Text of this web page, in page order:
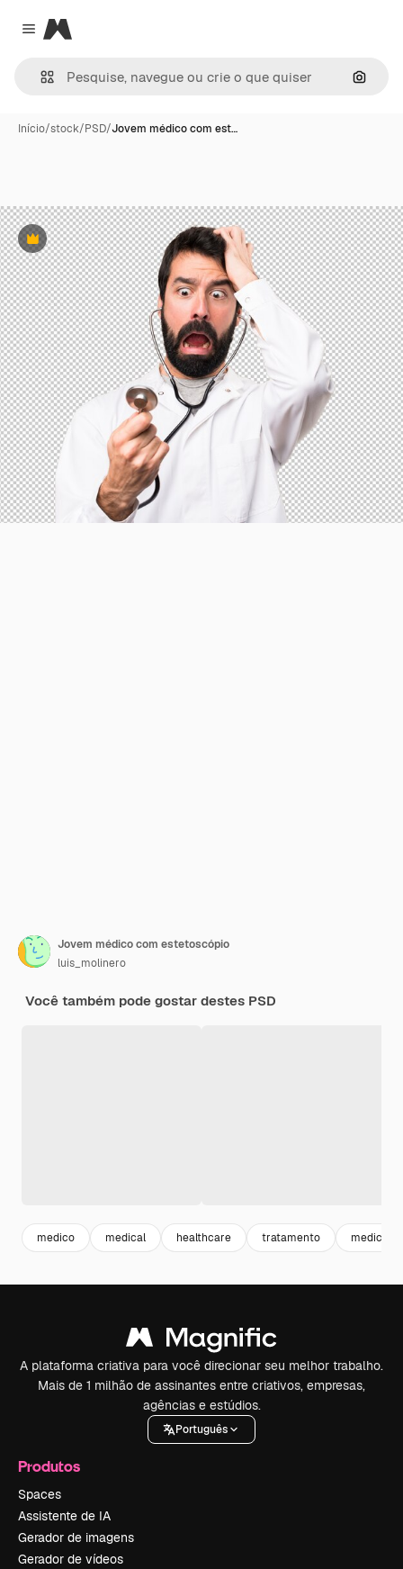
Close menu
Magnific
Início/stock/PSD/Jovem médico com est…
Premium
Jovem médico com estetoscópio
luis_molinero
Você também pode gostar destes PSD
medico medical healthcare tratamento medicina
A plataforma criativa para você direcionar seu melhor trabalho.
Mais de 1 milhão de assinantes entre criativos, empresas,
agências e estúdios.
Português
Produtos
Spaces
Assistente de IA
Gerador de imagens
Gerador de vídeos